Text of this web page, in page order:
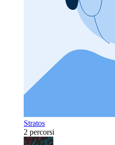
Stratos
2 percorsi